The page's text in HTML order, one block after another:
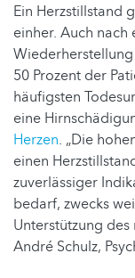
Ein Herzstillstand
einher. Auch
50 Prozent der
häufigsten
eine
Herzen. „Die
einen
zuverlässiger
bedarf, zwecks
Unterstützung des
André Schulz,